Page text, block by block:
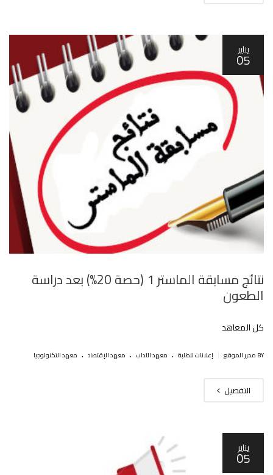
يناير
05
نتائج مسابقة الماستر 1 (حصة 20%) بعد دراسة
الطعون
كل المعاهد
BY محرر الموقع إعلانات للطلبة . معهد الآداب . معهد الإقتصاد . معهد التكنولوجيا
التفصيل
يناير
05